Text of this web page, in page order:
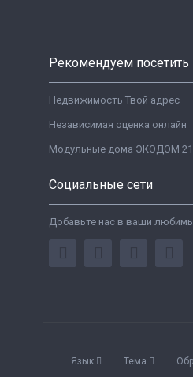
Рекомендуем посетить
Недвижимость Твой адрес
Независимая оценка онлайн
Модульные дома ЭКОДОМ 21
Социальные сети
Добавьте нас в ваши
Язык Тема